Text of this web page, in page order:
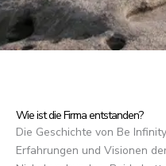
Wie ist die Firma entstanden?
Die Geschichte von Be
Erfahrungen und Visionen